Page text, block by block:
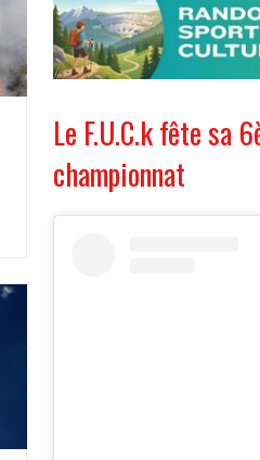
Le F.U.C.k fête sa
championnat